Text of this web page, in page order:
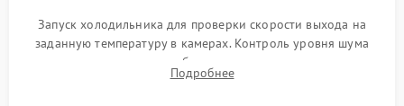
Запуск холодильника для проверки скорости выхода на
заданную температуру в камерах. Контроль уровня шума
компрессора, отсутствия обмерзания стенок и корректного
срабатывания системы автоматической оттайки.
Подробнее